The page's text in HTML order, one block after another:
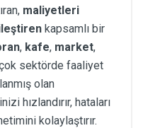
maliyetleri
kapsamlı bir
, kafe, market,
sektörde faaliyet
olan
hızlandırır, hataları
kolaylaştırır.